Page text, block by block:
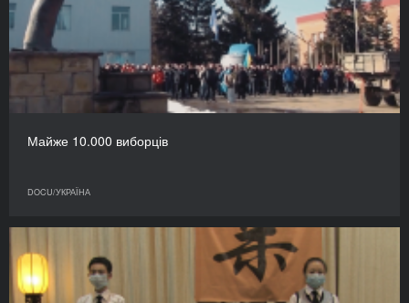
Майже 10.000 виборців
DOCU/УКРАЇНА